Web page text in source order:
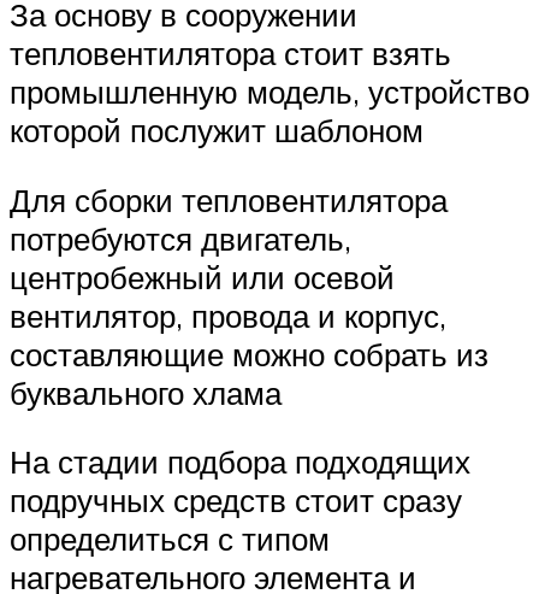
За основу в сооружении
тепловентилятора стоит взять
промышленную модель, устройство
которой послужит шаблоном
Для сборки тепловентилятора
потребуются двигатель,
центробежный или осевой
вентилятор, провода и корпус,
составляющие можно собрать из
буквального хлама
На стадии подбора подходящих
подручных средств стоит сразу
определиться с типом
нагревательного элемента и